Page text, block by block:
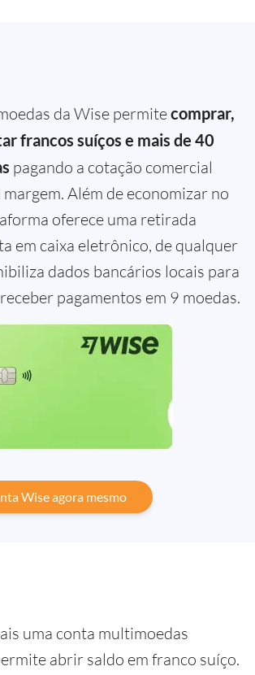
da Wise permitecomprar,
francos suíços e mais de 40
pagando a cotação comercial
Além de economizar no
oferece uma retirada
em caixa eletrônico, de qualquer
dados bancários locais para
pagamentos em 9 moedas.
Wise agora mesmo
uma conta multimoedas
abrir saldo em franco suíço.